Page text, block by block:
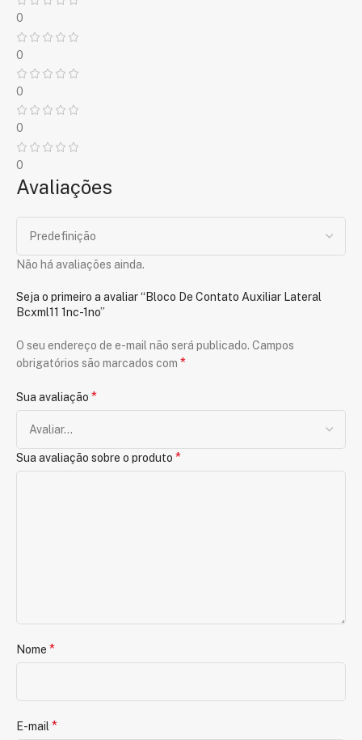
0
0
0
0
0
Avaliações
Não há avaliações ainda.
Seja o primeiro a avaliar “Bloco De Contato Auxiliar Lateral
Bcxml11 1nc-1no”
O seu endereço de e-mail não será publicado. Campos
obrigatórios são marcados com *
Sua avaliação *
Sua avaliação sobre o produto *
Nome *
E-mail *